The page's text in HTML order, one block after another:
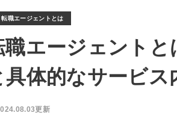
転職エージェントとは
職エージェントと
具体的なサービス
更新